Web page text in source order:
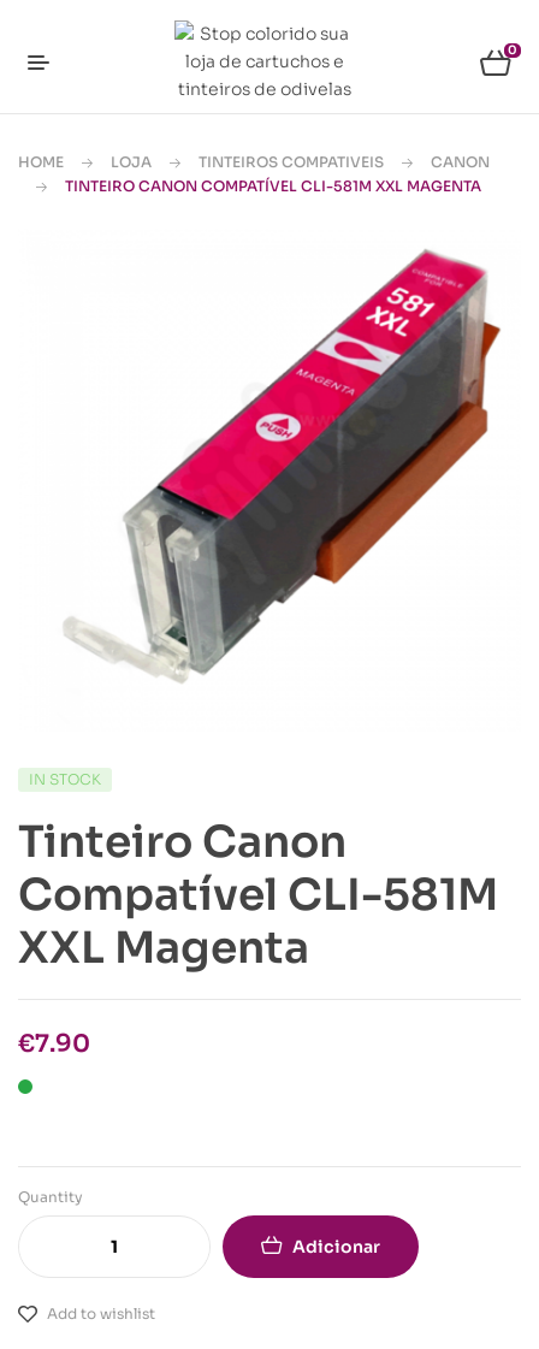
0
HOME LOJA TINTEIROS COMPATIVEIS
CANON
TINTEIRO CANON COMPATÍVEL CLI-581M XXL MAGENTA
IN STOCK
Tinteiro Canon
Compatível CLI-581M
XXL Magenta
€7.90
Quantity
Adicionar
Add to wishlist